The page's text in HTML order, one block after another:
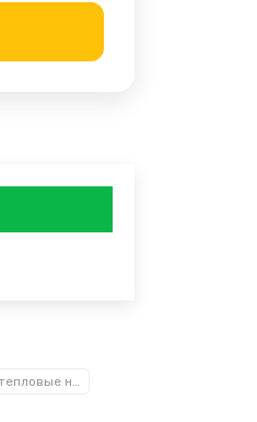
Модульные тепловые насосы